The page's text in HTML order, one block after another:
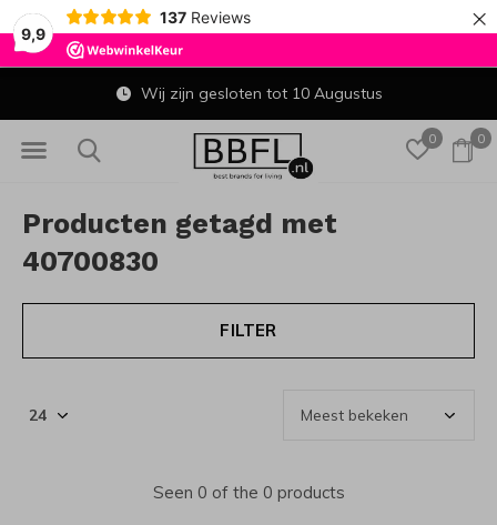
9,9
137 Reviews ×
0 0
Wij zijn gesloten tot 10 Augustus
Producten getagd met
40700830
FILTER
Seen 0 of the 0 products